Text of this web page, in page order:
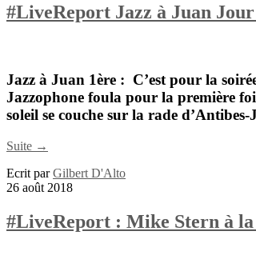
#LiveReport Jazz à Juan
Jazz à Juan 1ère : C’est pour la
Jazzophone foula pour la première
soleil se couche sur la rade
Suite →
Ecrit parGilbert D'Alto
26 août 2018
#LiveReport : Mike Stern à la